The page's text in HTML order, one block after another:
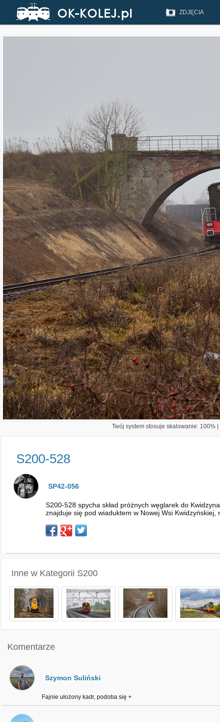
ZDJĘCIA
Twój system stosuje skalowanie: 100%
S200-528
SP42-056
S200-528 spycha skład próżnych węglarek do
znajduje się pod wiaduktem w Nowej Wsi
Inne w Kategorii S200
Komentarze
Szymon Suliński
Fajnie ułożony kadr, podoba się +